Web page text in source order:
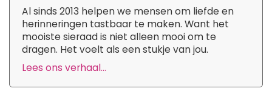
Al sinds 2013 helpen we mensen om liefde en
herinneringen tastbaar te maken. Want het
mooiste sieraad is niet alleen mooi om te
dragen. Het voelt als een stukje van jou.
Lees ons verhaal...